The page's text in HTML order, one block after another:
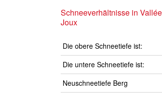
Schneeverhältnisse in
Joux
Die obere Schneetiefe ist:
Die untere Schneetiefe ist:
Neuschneetiefe Berg